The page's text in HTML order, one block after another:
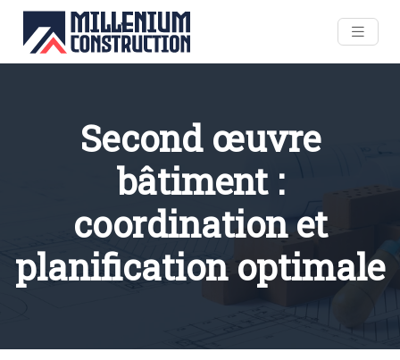
Second œuvre
bâtiment :
coordination et
planification optimale